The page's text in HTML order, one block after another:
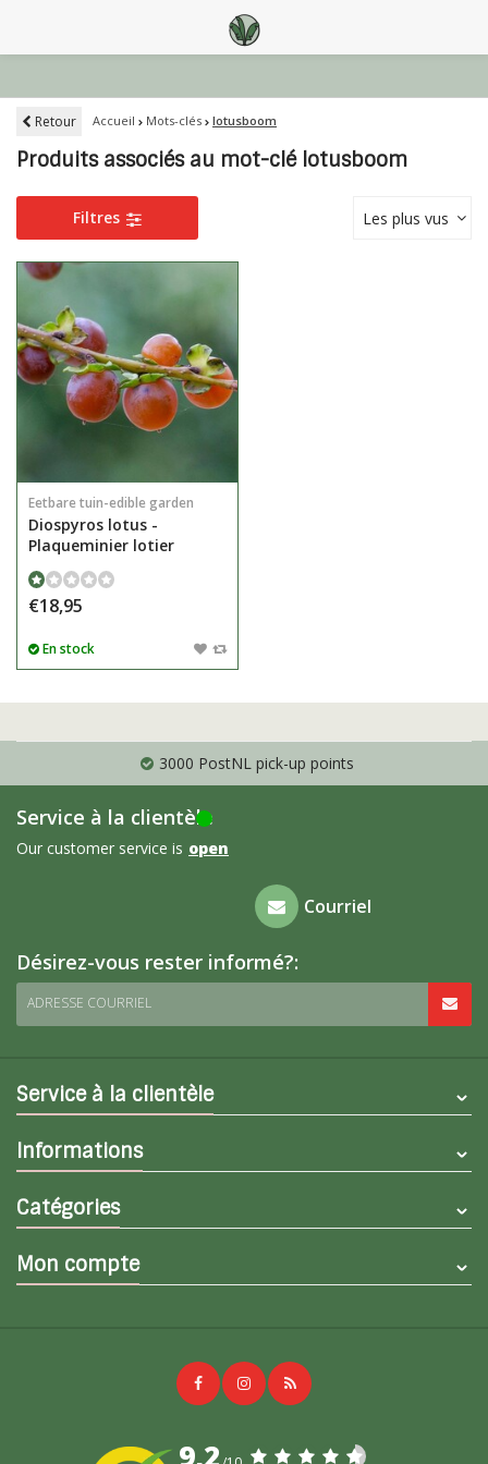
Retour Accueil Mots-clés lotusboom
Produits associés au mot-clé lotusboom
Filtres Les plus vus
Eetbare tuin-edible garden
Diospyros lotus -
Plaqueminier lotier
€18,95
En stock
3000 PostNL pick-up points
Service à la clientèle
Our customer service is open
Foire aux
questions
Courriel
Désirez-vous rester informé?:
ADRESSE COURRIEL
Service à la clientèle
Informations
Catégories
Mon compte